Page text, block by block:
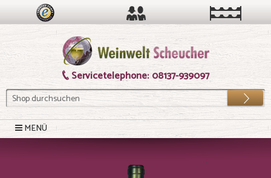
Servicetelephone: 08137-939097
Los
MENÜ